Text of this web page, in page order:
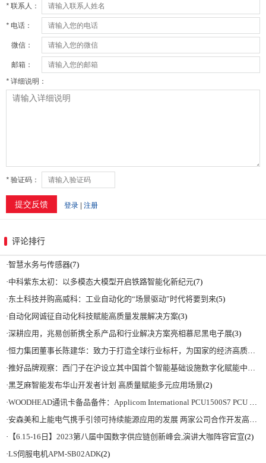
评论排行
·智慧水务与传感器(7)
·中科紫东太初：以多模态大模型开启铁路智能化新纪元(7)
·东土科技并购高威科：工业自动化的“场景驱动”时代将要到来(5)
· 自动化网诚征自动化科技赋能高质量发展解决方案(3)
·深耕应用，兆易创新携全系产品和行业解决方案亮相慕尼黑电子展(3)
·恒力集团董事长陈建华：致力于打造全球行业标杆，为国家的经济高质量发展贡献更大力量|上海电气集团党委书记、董事长吴磊来访
·推好品牌观察：西门子在沪设立其中国首个智能基础设施数字化赋能中心
·黑芝麻智能发布华山开发者计划 高质量赋能多元应用场景(2)
·WOODHEAD通讯卡备品备件：Applicom International PCU1500S7 PCU 1500 S7 V4.5.0
·安森美和上能电气携手引领可持续能源应用的发展 两家公司合作开发高性能储能和太阳能组串式逆变器方案 以实现可持续的未来
· 【6.15-16日】2023第八届中国数字供应链创新峰会,演讲大咖阵容官宣(2)
·LS伺服电机APM-SB02ADK(2)